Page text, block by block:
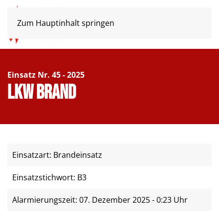
Zum Hauptinhalt springen
Einsatz Nr. 45 - 2025
LKW Brand
Einsatzart: Brandeinsatz
Einsatzstichwort: B3
Alarmierungszeit: 07. Dezember 2025 - 0:23 Uhr